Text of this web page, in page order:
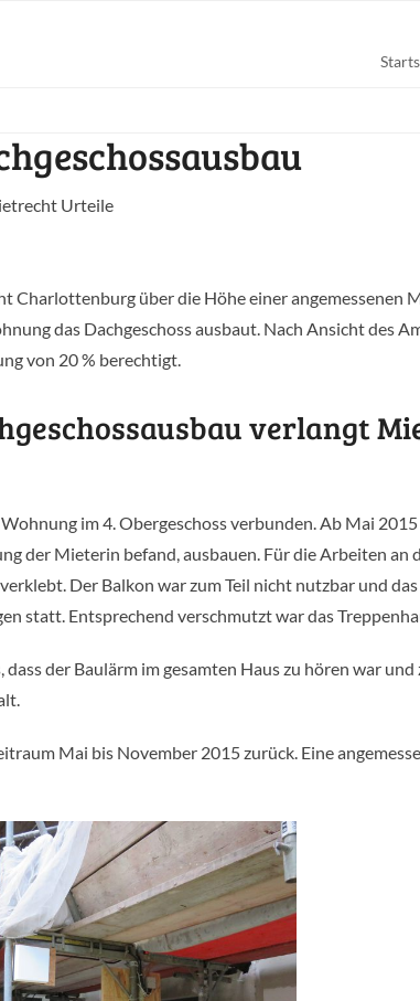
Urteile
Charlottenburg über die Höhe einer angemessenen
das Dachgeschoss ausbaut. Nach Ansicht des
von 20 % berechtigt.
verlangt
im 4. Obergeschoss verbunden. Ab Mai
der Mieterin befand, ausbauen. Für die Arbeiten an
Der Balkon war zum Teil nicht nutzbar und
statt. Entsprechend verschmutzt war das
der Baulärm im gesamten Haus zu hören war
Mai bis November 2015 zurück. Eine